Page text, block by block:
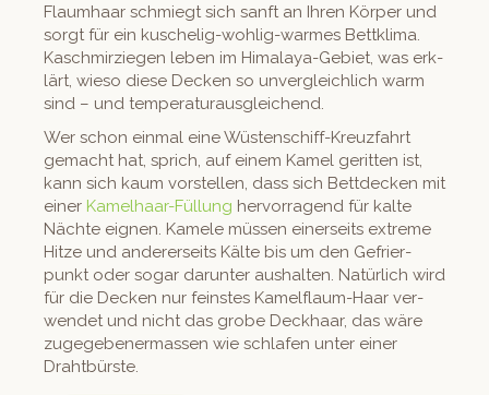
Flaumhaar schmiegt sich san­ft an Ihren Kör­p­er und
sorgt für ein kusche­lig-wohlig-warmes Bet­tk­li­ma.
Kaschmirziegen leben im Himalaya-Gebi­et, was erk­
lärt, wieso diese Deck­en so unver­gle­ich­lich warm
sind – und temperaturausgleichend.
Wer schon ein­mal eine Wüsten­schiff-Kreuz­fahrt
gemacht hat, sprich, auf einem Kamel gerit­ten ist,
kann sich kaum vorstellen, dass sich Bettdeck­en mit
ein­er Kamel­haar-Fül­lung her­vor­ra­gend für kalte
Nächte eignen. Kamele müssen ein­er­seits extreme
Hitze und ander­er­seits Kälte bis um den Gefrier­
punkt oder sog­ar darunter aushal­ten. Natür­lich wird
für die Deck­en nur fein­stes Kamelflaum-Haar ver­
wen­det und nicht das grobe Deck­haar, das wäre
zugegeben­er­massen wie schlafen unter ein­er
Drahtbürste.